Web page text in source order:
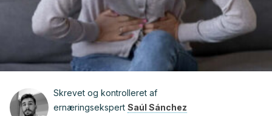
Skrevet og kontrolleret af
ernæringsekspert Saúl Sánchez